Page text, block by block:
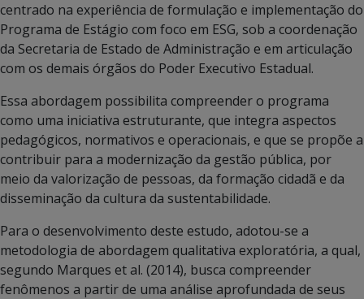
centrado na experiência de formulação e implementação do
Programa de Estágio com foco em ESG, sob a coordenação
da Secretaria de Estado de Administração e em articulação
com os demais órgãos do Poder Executivo Estadual.
Essa abordagem possibilita compreender o programa
como uma iniciativa estruturante, que integra aspectos
pedagógicos, normativos e operacionais, e que se propõe a
contribuir para a modernização da gestão pública, por
meio da valorização de pessoas, da formação cidadã e da
disseminação da cultura da sustentabilidade.
Para o desenvolvimento deste estudo, adotou-se a
metodologia de abordagem qualitativa exploratória, a qual,
segundo Marques et al. (2014), busca compreender
fenômenos a partir de uma análise aprofundada de seus